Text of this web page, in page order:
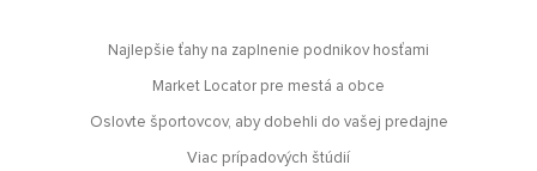
Najlepšie ťahy na zaplnenie podnikov hosťami
Market Locator pre mestá a obce
Oslovte športovcov, aby dobehli do vašej predajne
Viac prípadových štúdií